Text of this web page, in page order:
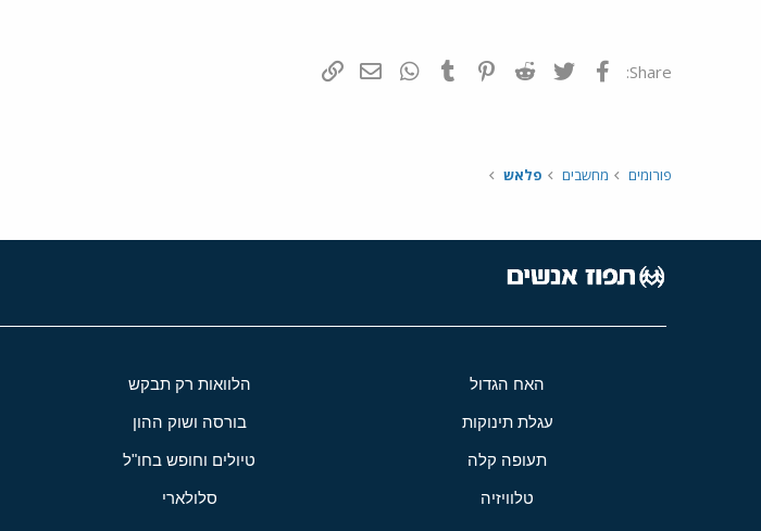
Share: פייסבוק Twitter
Reddit
Pinterest
Tumblr
WhatsAppדואר אלקטרוני
פורומים מחשבים פלאש
האח הגדול הלוואות רק תבקש
עגלת תינוקות בורסה ושוק ההון
תעופה קלה טיולים וחופש בחו"ל
טלוויזיה סלולארי